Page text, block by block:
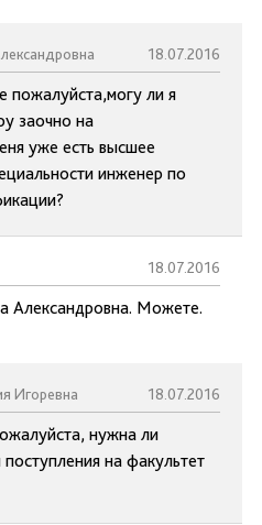
18.07.2016
пожалуйста,могу ли я
заочно на
уже есть высшее
инженер по
18.07.2016
Александровна. Можете.
Игоревна 18.07.2016
нужна ли
на факультет